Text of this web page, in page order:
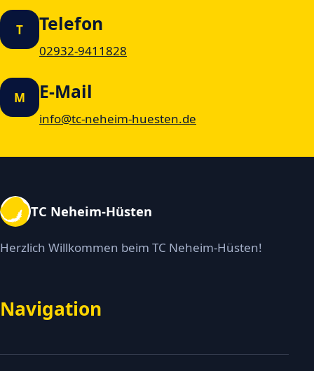
T Telefon
02932-9411828
M E-Mail
info@tc-neheim-huesten.de
TC Neheim-Hüsten
Herzlich Willkommen beim TC Neheim-Hüsten!
Navigation